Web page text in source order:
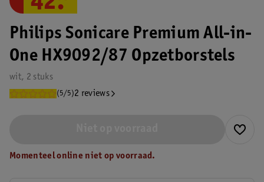
Philips Sonicare Premium All-in-
One HX9092/87 Opzetborstels
wit, 2 stuks
(5/5)2 reviews
Momenteel online niet op voorraad.